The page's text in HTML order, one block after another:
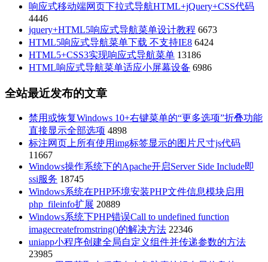
响应式移动端网页下拉式导航HTML+jQuery+CSS代码
4446
jquery+HTML5响应式导航菜单设计教程 6673
HTML5响应式导航菜单下载 不支持IE8 6424
HTML5+CSS3实现响应式导航菜单 13186
HTML响应式导航菜单适应小屏幕设备 6986
全站最近发布的文章
禁用或恢复Windows 10+右键菜单的“更多选项”折叠功能
直接显示全部选项 4898
标注网页上所有使用img标签显示的图片尺寸js代码
11667
Windows操作系统下的Apache开启Server Side Include即
ssi服务 18745
Windows系统在PHP环境安装PHP文件信息模块启用
php_fileinfo扩展 20889
Windows系统下PHP错误Call to undefined function
imagecreatefromstring()的解决方法 22346
uniapp小程序创建全局自定义组件并传递参数的方法
23985